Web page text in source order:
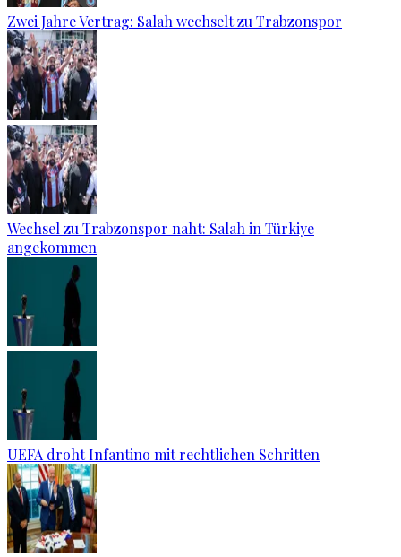
Zwei Jahre Vertrag: Salah wechselt zu Trabzonspor
Wechsel zu Trabzonspor naht: Salah in Türkiye
angekommen
UEFA droht Infantino mit rechtlichen Schritten